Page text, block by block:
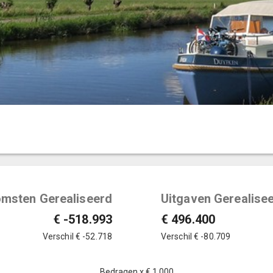
Gerealiseerd
€ -518.993
Verschil € -52.718
Uitgaven
€ 496.400
Verschil € -80.709